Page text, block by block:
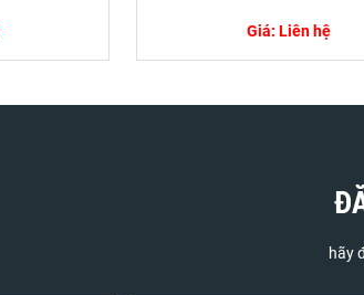
Giá: Liên hệ
hãy
với các doanh nghiệp khi nhập